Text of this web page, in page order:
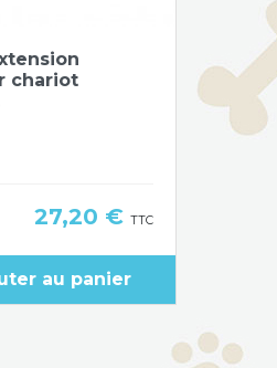
rapide
chariot
Prix
27,20 € TTC
au panier